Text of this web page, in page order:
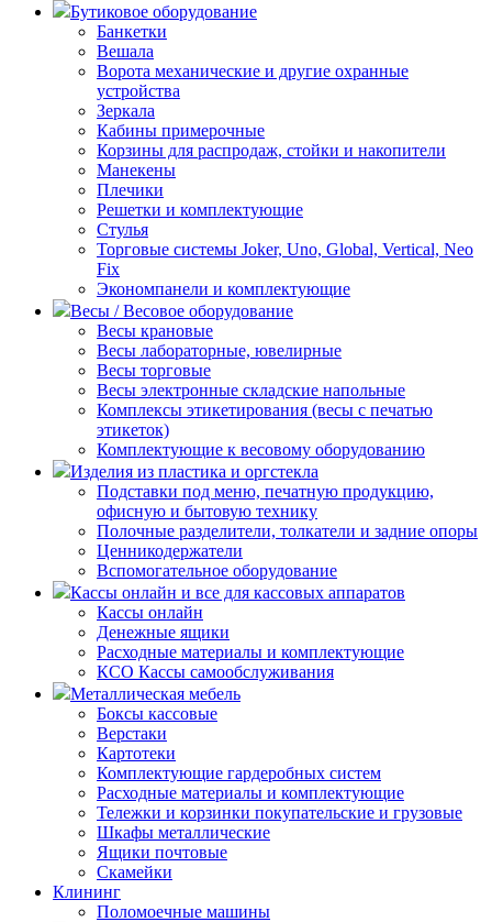
Бутиковое оборудование
Банкетки
Вешала
Ворота механические и другие охранные
устройства
Зеркала
Кабины примерочные
Корзины для распродаж, стойки и накопители
Манекены
Плечики
Решетки и комплектующие
Стулья
Торговые системы Joker, Uno, Global, Vertical, Neo
Fix
Экономпанели и комплектующие
Весы / Весовое оборудование
Весы крановые
Весы лабораторные, ювелирные
Весы торговые
Весы электронные складские напольные
Комплексы этикетирования (весы с печатью
этикеток)
Комплектующие к весовому оборудованию
Изделия из пластика и оргстекла
Подставки под меню, печатную продукцию,
офисную и бытовую технику
Полочные разделители, толкатели и задние опоры
Ценникодержатели
Вспомогательное оборудование
Кассы онлайн и все для кассовых аппаратов
Кассы онлайн
Денежные ящики
Расходные материалы и комплектующие
КСО Кассы самообслуживания
Металлическая мебель
Боксы кассовые
Верстаки
Картотеки
Комплектующие гардеробных систем
Расходные материалы и комплектующие
Тележки и корзинки покупательские и грузовые
Шкафы металлические
Ящики почтовые
Скамейки
Клининг
Поломоечные машины